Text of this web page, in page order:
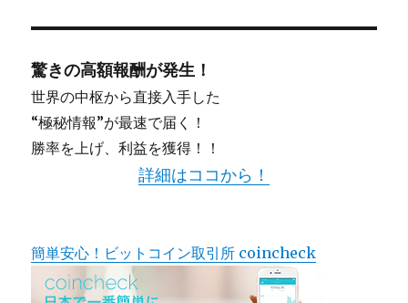
驚きの高額報酬が発生！
世界の中枢から直接入手した
“極秘情報”が最速で届く！
勝率を上げ、利益を獲得！！
詳細はココから！
簡単安心！ビットコイン取引所 coincheck